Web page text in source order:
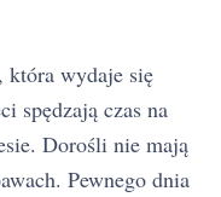
która wydaje się
spędzają czas na
Dorośli nie mają
Pewnego dnia